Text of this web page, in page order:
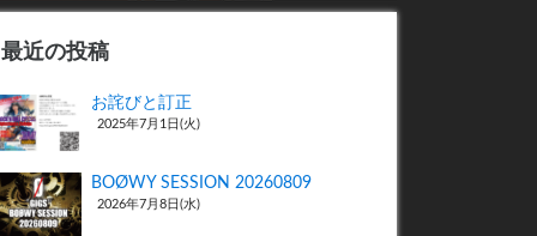
最近の投稿
お詫びと訂正
2025年7月1日(火)
BOØWY SESSION 20260809
2026年7月8日(水)